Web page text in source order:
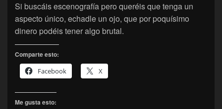
Si buscáis escenografía pero queréis que tenga un
aspecto único, echadle un ojo, que por poquísimo
dinero podéis tener algo brutal.
Comparte esto:
Facebook
X
Me gusta esto: